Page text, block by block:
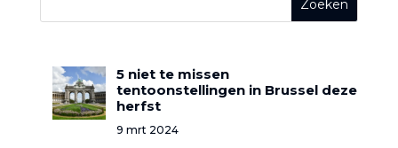
5 niet te missen
tentoonstellingen in Brussel deze
herfst
9 mrt 2024